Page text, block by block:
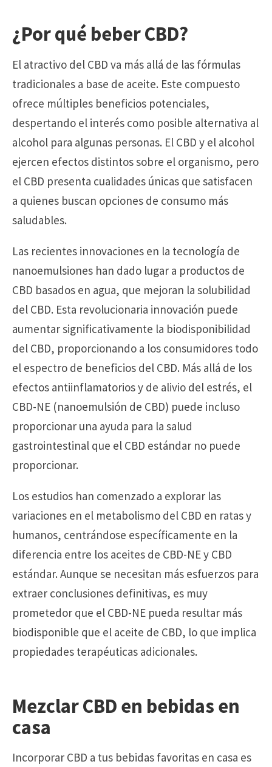
¿Por qué beber CBD?
El atractivo del CBD va más allá de las fórmulas
tradicionales a base de aceite. Este compuesto
ofrece múltiples beneficios potenciales,
despertando el interés como posible alternativa al
alcohol para algunas personas. El CBD y el alcohol
ejercen efectos distintos sobre el organismo, pero
el CBD presenta cualidades únicas que satisfacen
a quienes buscan opciones de consumo más
saludables.
Las recientes innovaciones en la tecnología de
nanoemulsiones han dado lugar a productos de
CBD basados en agua, que mejoran la solubilidad
del CBD. Esta revolucionaria innovación puede
aumentar significativamente la biodisponibilidad
del CBD, proporcionando a los consumidores todo
el espectro de beneficios del CBD. Más allá de los
efectos antiinflamatorios y de alivio del estrés, el
CBD-NE (nanoemulsión de CBD) puede incluso
proporcionar una ayuda para la salud
gastrointestinal que el CBD estándar no puede
proporcionar.
Los estudios han comenzado a explorar las
variaciones en el metabolismo del CBD en ratas y
humanos, centrándose específicamente en la
diferencia entre los aceites de CBD-NE y CBD
estándar. Aunque se necesitan más esfuerzos para
extraer conclusiones definitivas, es muy
prometedor que el CBD-NE pueda resultar más
biodisponible que el aceite de CBD, lo que implica
propiedades terapéuticas adicionales.
Mezclar CBD en bebidas en
casa
Incorporar CBD a tus bebidas favoritas en casa es